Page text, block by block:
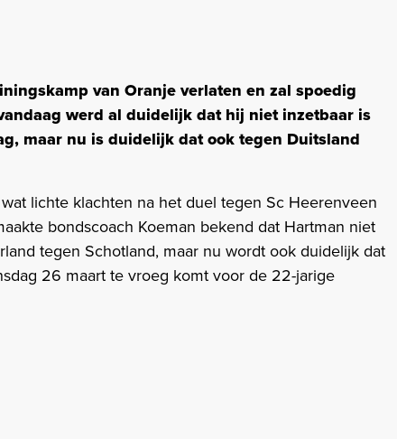
van Oranje verlaten en zal spoedig
werd al duidelijk dat hij niet inzetbaar is
maar nu is duidelijk dat ook tegen Duitsland
lichte klachten na het duel tegen Sc Heerenveen
bondscoach Koeman bekend dat Hartman niet
tegen Schotland, maar nu wordt ook duidelijk dat
26 maart te vroeg komt voor de 22-jarige